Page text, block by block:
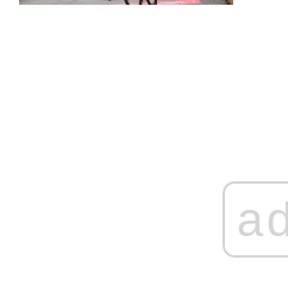
ad